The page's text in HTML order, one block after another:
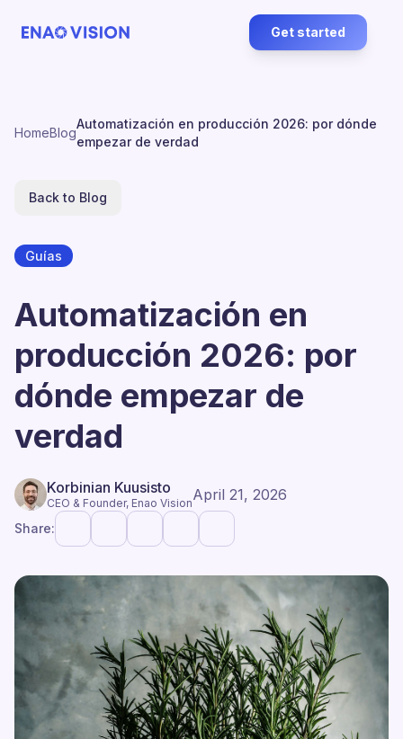
Get started
HomeBlog
Automatización en producción 2026: por dónde
empezar de verdad
Back to Blog
Guías
Automatización en
producción 2026: por
dónde empezar de
verdad
Korbinian Kuusisto
CEO & Founder, Enao VisionApril 21, 2026
Share: